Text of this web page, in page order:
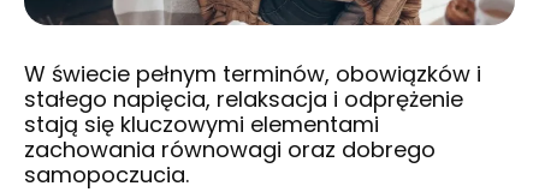
W świecie pełnym terminów, obowiązków i
stałego napięcia, relaksacja i odprężenie
stają się kluczowymi elementami
zachowania równowagi oraz dobrego
samopoczucia.